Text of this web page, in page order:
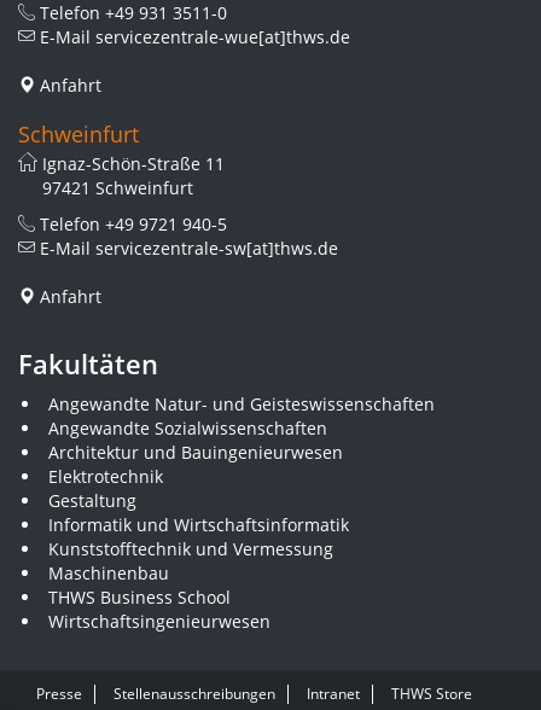
Telefon +49 931 3511-0
E-Mail servicezentrale-wue[at]thws.de
Anfahrt
Schweinfurt
Ignaz-Schön-Straße 11
97421 Schweinfurt
Telefon +49 9721 940-5
E-Mail servicezentrale-sw[at]thws.de
Anfahrt
Fakultäten
Angewandte Natur- und Geisteswissenschaften
Angewandte Sozialwissenschaften
Architektur und Bauingenieurwesen
Elektrotechnik
Gestaltung
Informatik und Wirtschaftsinformatik
Kunststofftechnik und Vermessung
Maschinenbau
THWS Business School
Wirtschaftsingenieurwesen
Presse Stellenausschreibungen Intranet THWS Store